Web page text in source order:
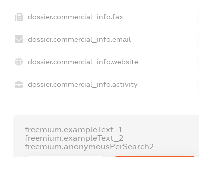
dossier.commercial_info.fax
dossier.commercial_info.email
dossier.commercial_info.website
dossier.commercial_info.activity
freemium.exampleText_1
freemium.exampleText_2
freemium.anonymousPerSearch2